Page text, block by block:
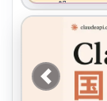
2 躲
Im Sorry
unhappy
5 FuXRD（
Previous